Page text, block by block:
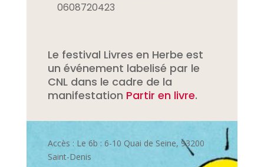
0608720423
Le festival Livres en Herbe est
un événement labelisé par le
CNL dans le cadre de la
manifestation Partir en livre.
Accès : Le 6b : 6-10 Quai de Seine, 93200
Saint-Denis